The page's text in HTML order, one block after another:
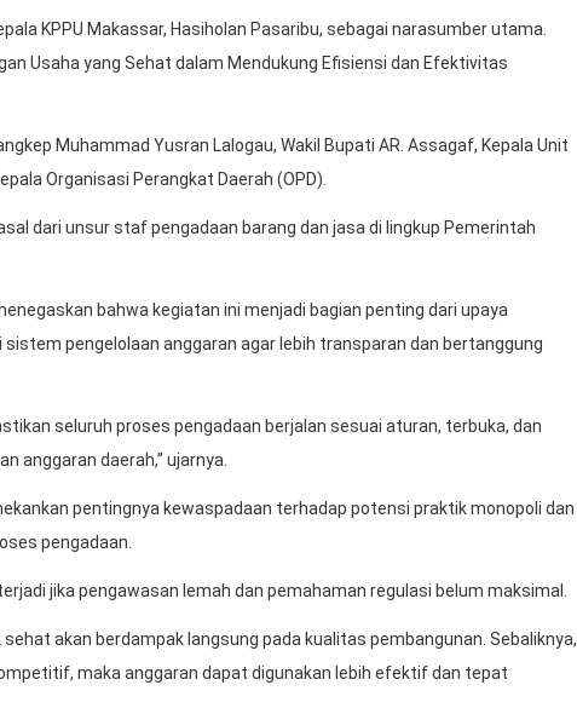
KPPU Makassar, Hasiholan Pasaribu, sebagai narasumber utama.
Usaha yang Sehat dalam Mendukung Efisiensi dan Efektivitas
Muhammad Yusran Lalogau, Wakil Bupati AR. Assagaf, Kepala Unit
Organisasi Perangkat Daerah (OPD).
dari unsur staf pengadaan barang dan jasa di lingkup Pemerintah
bahwa kegiatan ini menjadi bagian penting dari upaya
pengelolaan anggaran agar lebih transparan dan bertanggung
seluruh proses pengadaan berjalan sesuai aturan, terbuka, dan
anggaran daerah,” ujarnya.
pentingnya kewaspadaan terhadap potensi praktik monopoli dan
pengadaan.
jika pengawasan lemah dan pemahaman regulasi belum maksimal.
akan berdampak langsung pada kualitas pembangunan. Sebaliknya,
maka anggaran dapat digunakan lebih efektif dan tepat